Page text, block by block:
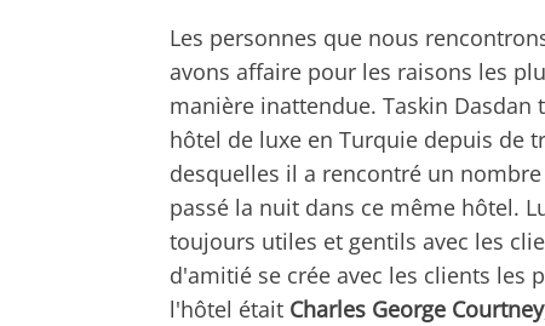
Les personnes que nous
avons affaire pour les raisons les
manière inattendue. Taskin
hôtel de luxe en Turquie depuis de
desquelles il a rencontré un
passé la nuit dans ce même hôtel.
toujours utiles et gentils avec les
d'amitié se crée avec les clients les
l'hôtel était Charles George